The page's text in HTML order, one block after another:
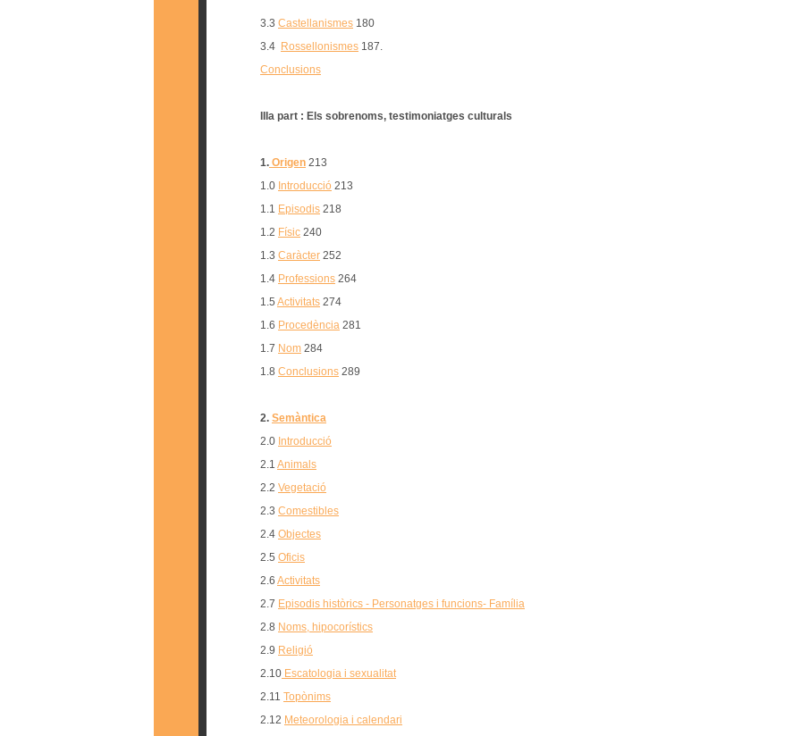
3.3 Castellanismes 180
3.4 Rossellonismes 187.
Conclusions
IIIa part : Els sobrenoms, testimoniatges culturals
1. Origen 213
1.0 Introducció 213
1.1 Episodis 218
1.2 Físic 240
1.3 Caràcter 252
1.4 Professions 264
1.5 Activitats 274
1.6 Procedència 281
1.7 Nom 284
1.8 Conclusions 289
2. Semàntica
2.0 Introducció
2.1 Animals
2.2 Vegetació
2.3 Comestibles
2.4 Objectes
2.5 Oficis
2.6 Activitats
2.7 Episodis històrics - Personatges i funcions- Família
2.8 Noms, hipocorístics
2.9 Religió
2.10 Escatologia i sexualitat
2.11 Topònims
2.12 Meteorologia i calendari